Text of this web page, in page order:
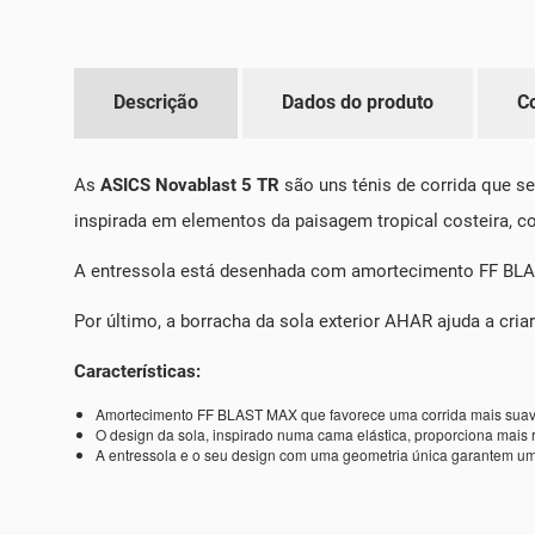
Descrição Dados do produto
As ASICS Novablast 5 TR são uns ténis de corrida que
inspirada em elementos da paisagem tropical costeira,
A entressola está desenhada com amortecimento FF
Por último, a borracha da sola exterior AHAR ajuda a
Características:
Amortecimento FF BLAST MAX que favorece uma corrida mais
O design da sola, inspirado numa cama elástica, proporciona mais
A entressola e o seu design com uma geometria única garantem